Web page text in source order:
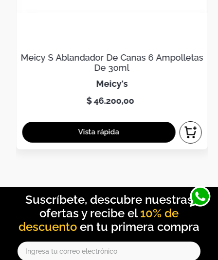
Meicy S Ablandador De Canas 6 Ampolletas
De 30ml
meicy's
$46.200,00
10% de
descuento